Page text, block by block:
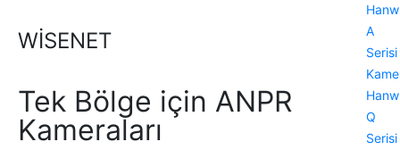
A
Serisi
Q
Serisi
WİSENET
Tek Bölge için ANPR
Kameraları